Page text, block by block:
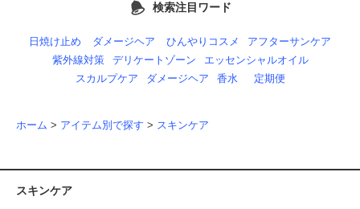
検索注目ワード
日焼け止め ダメージヘア ひんやりコスメ
アフターサンケア
紫外線対策
デリケートゾーン
エッセンシャルオイル
スカルプケア
ダメージヘア 香水 定期便
ホーム > アイテム別で探す > スキンケア
スキンケア